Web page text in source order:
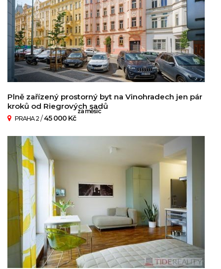
Plně zařízený prostorný byt na Vinohradech jen pár
kroků od Riegrových sadů
PRAHA 2 /45 000 Kč
za měsíc